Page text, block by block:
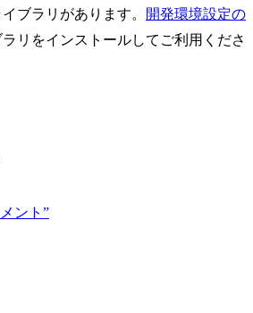
ブラリがあります。
開発環境設定の
リをインストールしてご利用くださ
ント”